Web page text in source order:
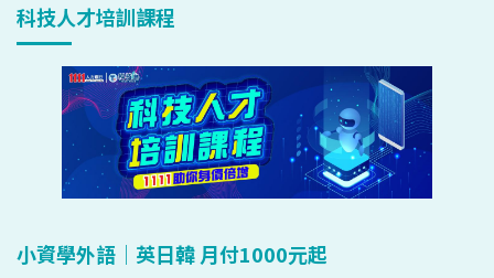
科技人才培訓課程
小資學外語｜英日韓 月付1000元起